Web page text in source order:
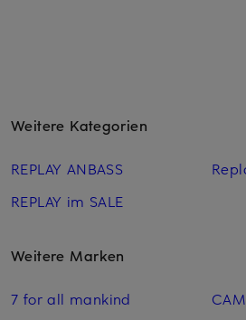
Weitere Kategorien
REPLAY ANBASS
REPLAY im SALE
Weitere Marken
7 for all mankind